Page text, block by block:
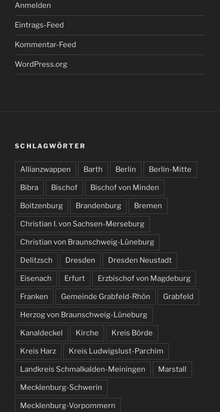
Anmelden
Eintrags-Feed
Kommentar-Feed
WordPress.org
SCHLAGWÖRTER
Allianzwappen Barth Berlin Berlin-Mitte
Bibra Bischof Bischof von Minden
Boitzenburg Brandenburg Bremen
Christian I. von Sachsen-Merseburg
Christian von Braunschweig-Lüneburg
Delitzsch Dresden Dresden Neustadt
Eisenach Erfurt Erzbischof von Magdeburg
Franken Gemeinde Grabfeld-Rhön Grabfeld
Herzog von Braunschweig-Lüneburg
Kanaldeckel Kirche Kreis Börde
Kreis Harz Kreis Ludwigslust-Parchim
Landkreis Schmalkalden-Meiningen Marstall
Mecklenburg-Schwerin
Mecklenburg-Vorpommern